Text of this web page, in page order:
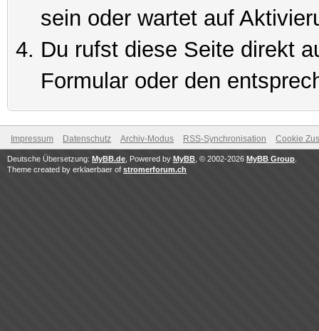
sein oder wartet auf
Du rufst diese Seite direkt
Formular oder den
Impressum Datenschutz Archiv-Modus RSS-Synchronisation Cookie
Deutsche Übersetzung: MyBB.de , Powered by MyBB , © 2002-2026 MyBB Group
Theme created by erklaerbaer of stromerforum.ch